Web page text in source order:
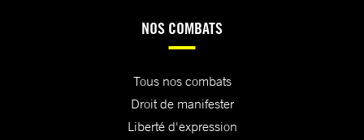
NOS COMBATS
Tous nos combats
Droit de manifester
Liberté d'expression